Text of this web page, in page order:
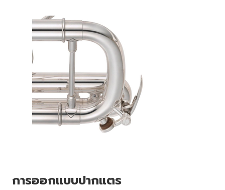
การออกแบบปากแตร